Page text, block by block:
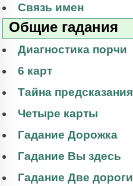
Связь имен
Общие гадания
Диагностика порчи
6 карт
Тайна предсказания
Четыре карты
Гадание Дорожка
Гадание Вы здесь
Гадание Две дороги